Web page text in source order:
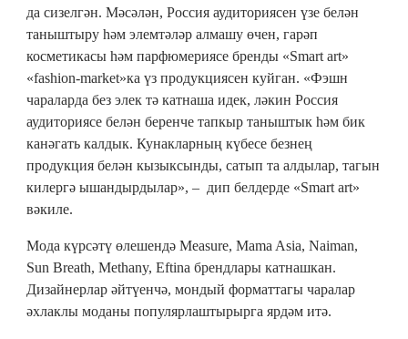
да сизелгән. Мәсәлән, Россия аудиториясен үзе белән
таныштыру һәм элемтәләр алмашу өчен, гарәп
косметикасы һәм парфюмериясе бренды «Smart art»
«fashion-market»ка үз продукциясен куйган. «Фэшн
чараларда без элек тә катнаша идек, ләкин Россия
аудиториясе белән беренче тапкыр таныштык һәм бик
канәгать калдык. Кунакларның күбесе безнең
продукция белән кызыксынды, сатып та алдылар, тагын
килергә ышандырдылар», – дип белдерде «Smart art»
вәкиле.
Мода күрсәтү өлешендә Measure, Mama Asia, Naiman,
Sun Breath, Methany, Eftina брендлары катнашкан.
Дизайнерлар әйтүенчә, мондый форматтагы чаралар
әхлаклы моданы популярлаштырырга ярдәм итә.